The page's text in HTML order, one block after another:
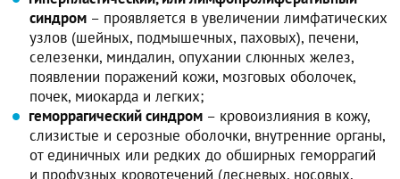
синдром – проявляется в увеличении лимфатических
узлов (шейных, подмышечных, паховых), печени,
селезенки, миндалин, опухании слюнных желез,
появлении поражений кожи, мозговых оболочек,
почек, миокарда и легких;
геморрагический синдром – кровоизлияния в кожу,
слизистые и серозные оболочки, внутренние органы,
от единичных или редких до обширных геморрагий
и профузных кровотечений (десневых, носовых,